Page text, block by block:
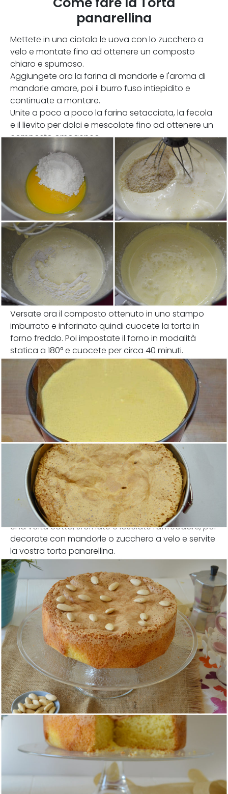
panarellina
Mettete in una ciotola le uova con lo zucchero a
velo e montate fino ad ottenere un composto
chiaro e spumoso.
Aggiungete ora la farina di mandorle e l'aroma di
mandorle amare, poi il burro fuso intiepidito e
continuate a montare.
Unite a poco a poco la farina setacciata, la fecola
e il lievito per dolci e mescolate fino ad ottenere un
composto omogeneo.
Versate ora il composto ottenuto in uno stampo
imburrato e infarinato quindi cuocete la torta in
forno freddo. Poi impostate il forno in modalità
statica a 180° e cuocete per circa 40 minuti.
Una volta cotta, sfornate e lasciate raffreddare, poi
decorate con mandorle o zucchero a velo e servite
la vostra torta panarellina.